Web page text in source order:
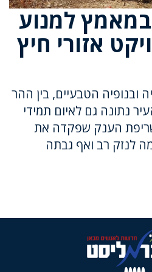
למנוע
אזורי חיץ
ובנופיה הטבעיים, בין ההר
נתונה גם לאיום תמידי
הענק שפקדה את